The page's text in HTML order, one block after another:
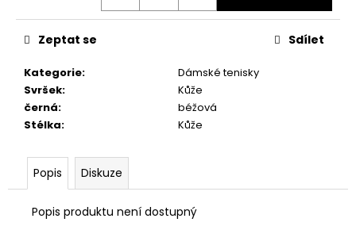
Kategorie:
Dámské tenisky
Svršek:
Kůže
černá:
béžová
Stélka: Kůže
Zeptat se Sdílet
Popis Diskuze
Popis produktu není dostupný
m
e
RIEKER
44760-
35
Kč